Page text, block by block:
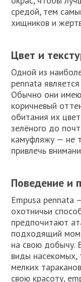
средой, тем
хищников и
Цвет и
Одной из
pennata
Обычно они
коричневый
обитания их
зелёного до
камуфляжу — не
привлечь
Поведение и
Empusa pennata
охотничьи
предпочитают
подходящий
на свою добычу.
виды насекомых,
мелких
свою красоту,